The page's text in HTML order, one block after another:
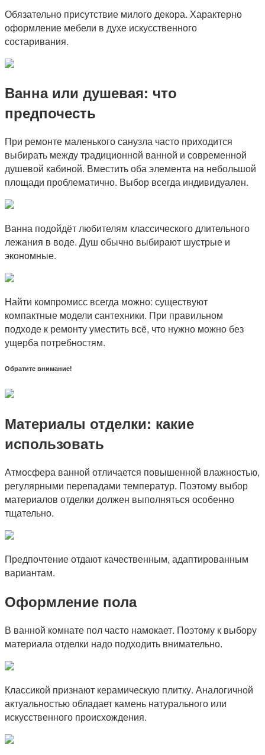
Обязательно присутствие милого декора. Характерно
оформление мебели в духе искусственного
состаривания.
Ванна или душевая: что
предпочесть
При ремонте маленького санузла часто приходится
выбирать между традиционной ванной и современной
душевой кабиной. Вместить оба элемента на небольшой
площади проблематично. Выбор всегда индивидуален.
Ванна подойдёт любителям классического длительного
лежания в воде. Душ обычно выбирают шустрые и
экономные.
Найти компромисс всегда можно: существуют
компактные модели сантехники. При правильном
подходе к ремонту уместить всё, что нужно можно без
ущерба потребностям.
Обратите внимание!
Материалы отделки: какие
использовать
Атмосфера ванной отличается повышенной влажностью,
регулярными перепадами температур. Поэтому выбор
материалов отделки должен выполняться особенно
тщательно.
Предпочтение отдают качественным, адаптированным
вариантам.
Оформление пола
В ванной комнате пол часто намокает. Поэтому к выбору
материала отделки надо подходить внимательно.
Классикой признают керамическую плитку. Аналогичной
актуальностью обладает камень натурального или
искусственного происхождения.